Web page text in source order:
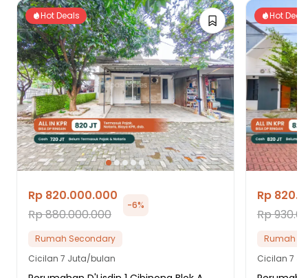
Hot Deals
Rp 820.000.000
Rp 880.000.000
-6%
Rumah Secondary
Cicilan 7 Juta/bulan
Hot Deals
Rp
Rp
Rumah
Cicilan 7